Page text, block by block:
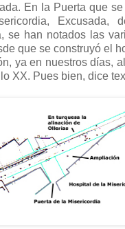
En la Puerta que
Excusada,
se han notados las
que se construyó el
ya en nuestros días,
XX. Pues bien, dice